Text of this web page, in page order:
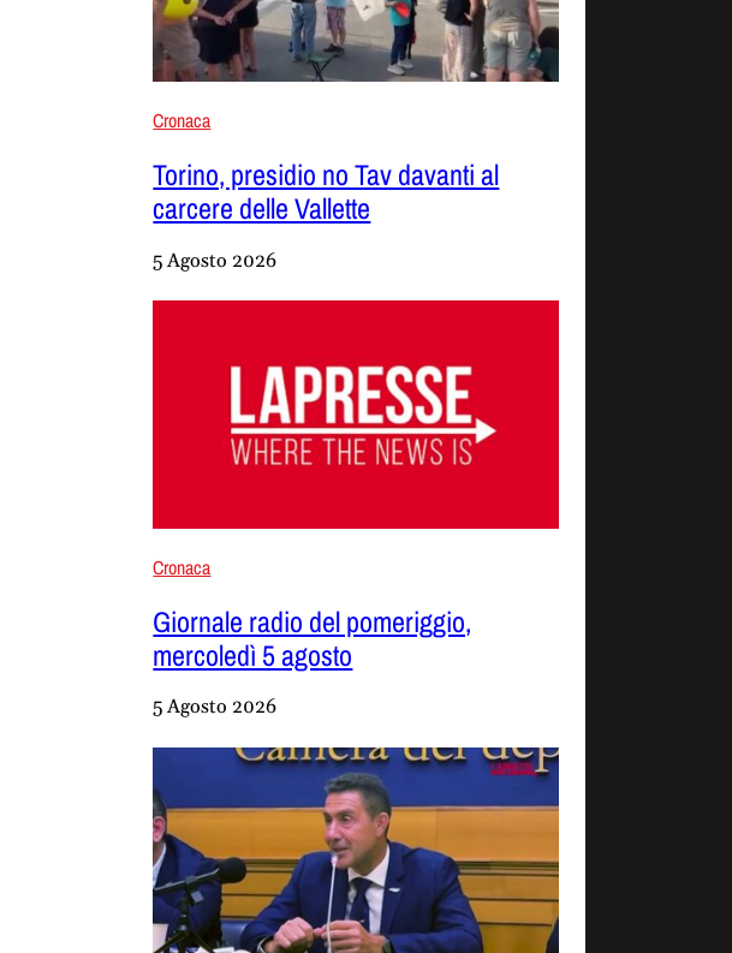
Cronaca
Torino, presidio no Tav davanti al
carcere delle Vallette
5 Agosto 2026
Cronaca
Giornale radio del pomeriggio,
mercoledì 5 agosto
5 Agosto 2026